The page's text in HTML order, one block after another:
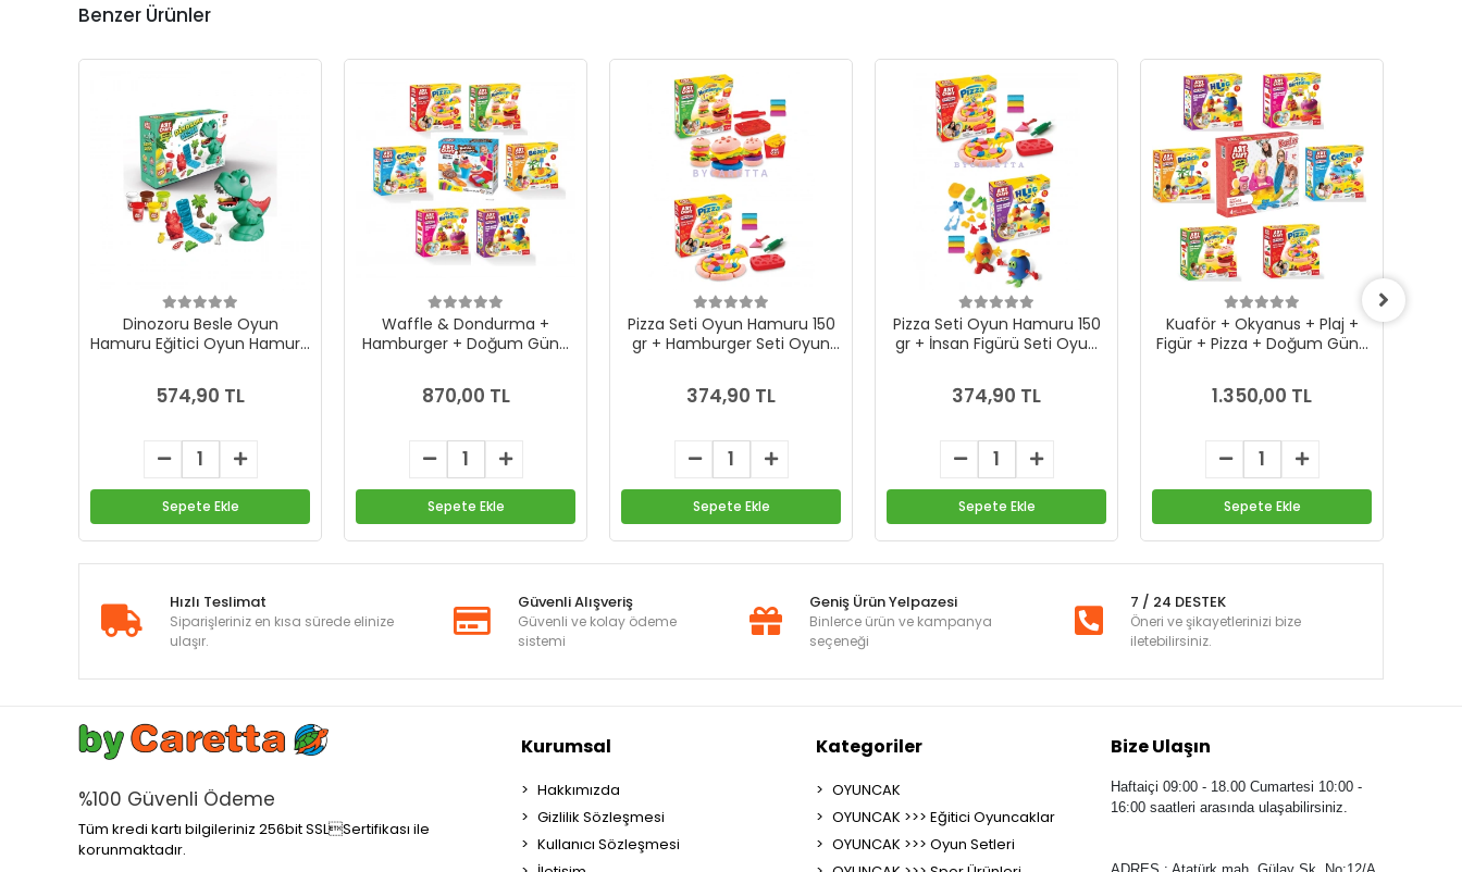
Benzer Ürünler
Dinozoru Besle Oyun
Hamuru Eğitici Oyun Hamuru
574,90 TL
Sepete Ekle
Waffle & Dondurma +
Hamburger + Doğum Günü
İnsan Figürü Hamur Set
870,00 TL
Sepete Ekle
Pizza Seti Oyun Hamuru 150
gr + Hamburger Seti Oyun
374,90 TL
Sepete Ekle
Pizza Seti Oyun Hamuru 150
gr + İnsan Figürü Seti Oyun
374,90 TL
Sepete Ekle
Kuaför + Okyanus + Plaj +
Figür + Pizza + Doğum Günü
Setleri
1.350,00 TL
Sepete Ekle
Hızlı Teslimat
Siparişleriniz en kısa sürede elinize
ulaşır.
Güvenli Alışveriş
Güvenli ve kolay ödeme
sistemi
Geniş Ürün Yelpazesi
Binlerce ürün ve kampanya
seçeneği
7 / 24 DESTEK
Öneri ve şikayetlerinizi bize
iletebilirsiniz.
%100 Güvenli Ödeme
Tüm kredi kartı bilgileriniz 256bit SSLSertifikası ile
korunmaktadır.
Kurumsal
Hakkımızda
Gizlilik Sözleşmesi
Kullanıcı Sözleşmesi
Kategoriler
OYUNCAK
OYUNCAK >>> Eğitici Oyuncaklar
OYUNCAK >>> Oyun Setleri
Bize Ulaşın
Haftaiçi 09:00 - 18.00 Cumartesi 10:00 -
16:00 saatleri arasında ulaşabilirsiniz.
ADRES : Atatürk mah. Gülay Sk. No:12/A